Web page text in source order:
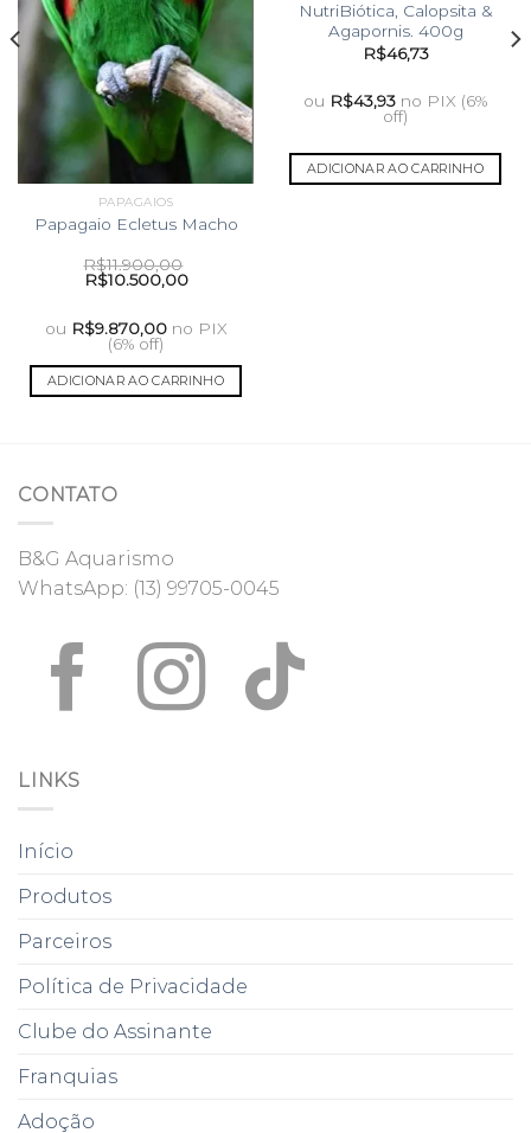
PAPAGAIOS
Papagaio Ecletus Macho
R$11.900,00
O
preço
era:
R$11.900,00.
R$10.500,00O
é:
R$10.500,00.
ou R$9.870,00 no PIX
(6% off)
ADICIONAR AO CARRINHO
NutriBiótica, Calopsita &
Agapornis. 400g
R$46,73
ou R$43,93 no PIX (6%
off)
ADICIONAR AO CARRINHO
CONTATO
B&G Aquarismo
WhatsApp: (13) 99705-0045
LINKS
Início
Produtos
Parceiros
Política de Privacidade
Clube do Assinante
Franquias
Adoção